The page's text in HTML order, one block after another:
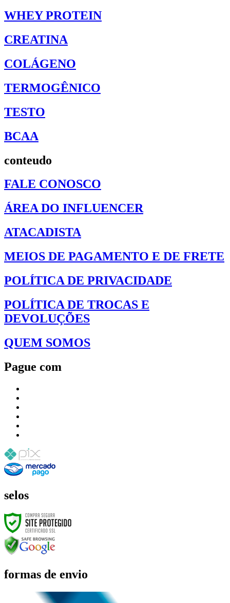
WHEY PROTEIN
CREATINA
COLÁGENO
TERMOGÊNICO
TESTO
BCAA
conteudo
FALE CONOSCO
ÁREA DO INFLUENCER
ATACADISTA
MEIOS DE PAGAMENTO E DE FRETE
POLÍTICA DE PRIVACIDADE
POLÍTICA DE TROCAS E
DEVOLUÇÕES
QUEM SOMOS
Pague com
selos
formas de envio